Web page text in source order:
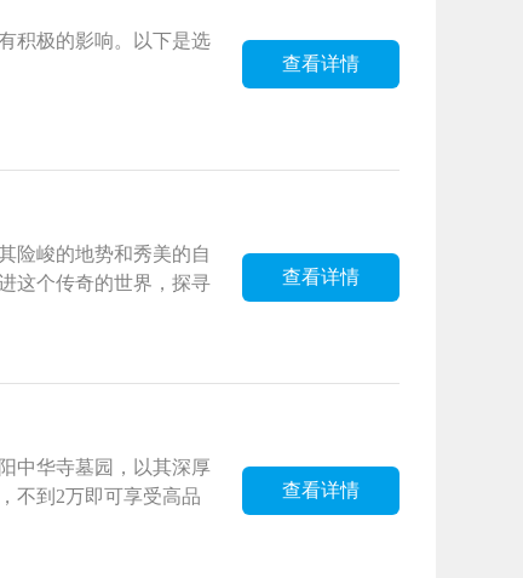
积极的影响。以下是选
查看详情
险峻的地势和秀美的自
这个传奇的世界，探寻
查看详情
中华寺墓园，以其深厚
不到2万即可享受高品
查看详情